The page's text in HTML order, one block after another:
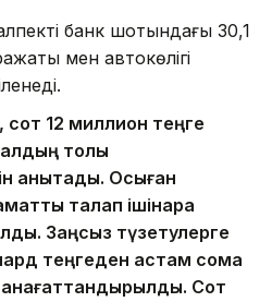
банк шотындағы 30,1
мен автокөлігі
сот 12 миллион теңге
толық
анықтады. Осыған
талап ішінара
Заңсыз түзетулерге
теңгеден астам сома
Сот